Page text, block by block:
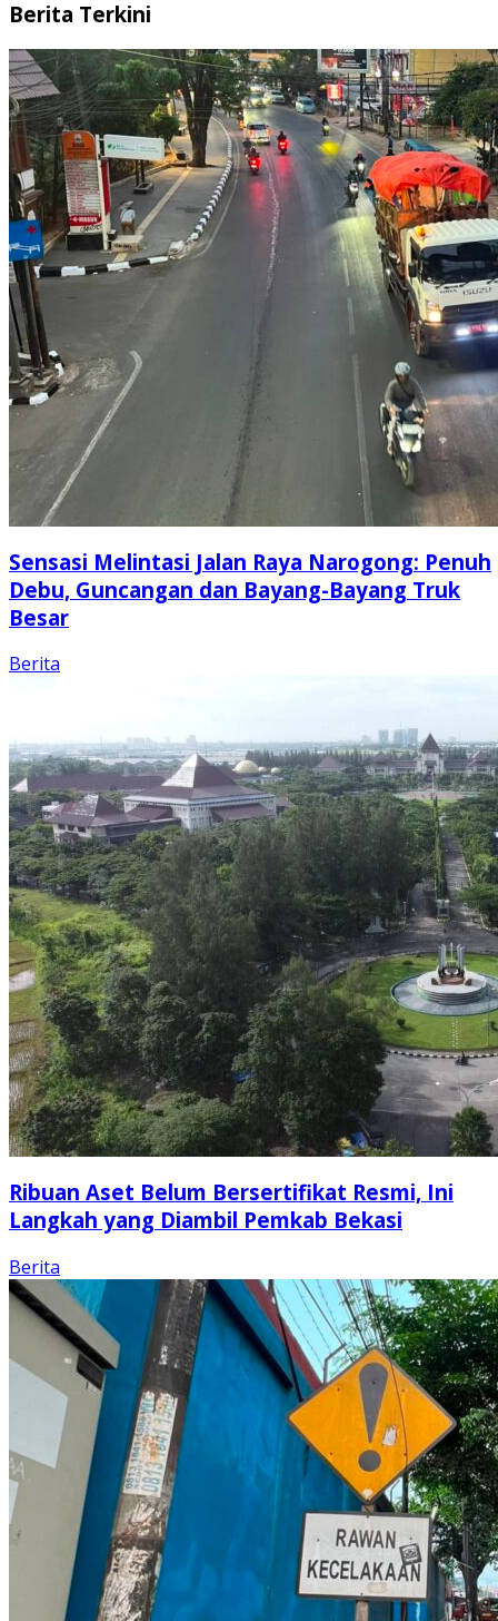
Berita Terkini
Sensasi Melintasi Jalan Raya Narogong: Penuh
Debu, Guncangan dan Bayang-Bayang Truk
Besar
Berita
Ribuan Aset Belum Bersertifikat Resmi, Ini
Langkah yang Diambil Pemkab Bekasi
Berita